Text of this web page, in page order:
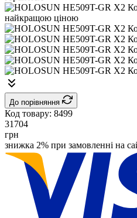
До порівняння
Код товару: 8499
31704
грн
знижка 2% при замовленні на